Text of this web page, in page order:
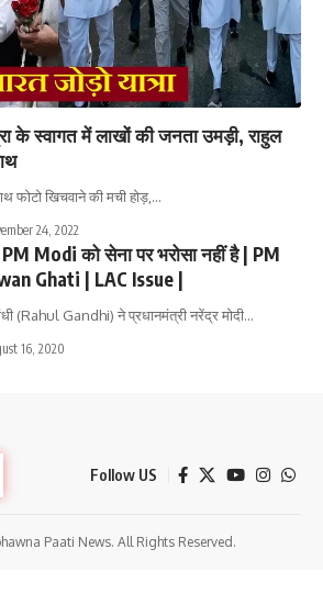
के स्वागत में लाखों की जनता उमड़ी, राहुल
फोटो खिचवाने की मची होड़,…
24, 2022
Modi को सेना पर भरोसा नहीं है | PM
Ghati | LAC Issue |
(Rahul Gandhi) ने प्रधानमंत्री नरेंद्र मोदी…
16, 2020
Follow US
Paati News. All Rights Reserved.